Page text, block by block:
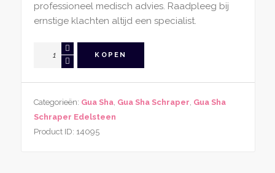
professioneel medisch advies. Raadpleeg bij
ernstige klachten altijd een specialist.
Sodaliet
Ovaal
aantal
KOPEN
Categorieën: Gua Sha, Gua Sha Schraper Gua Sha
Schraper Edelsteen
Product ID: 14095